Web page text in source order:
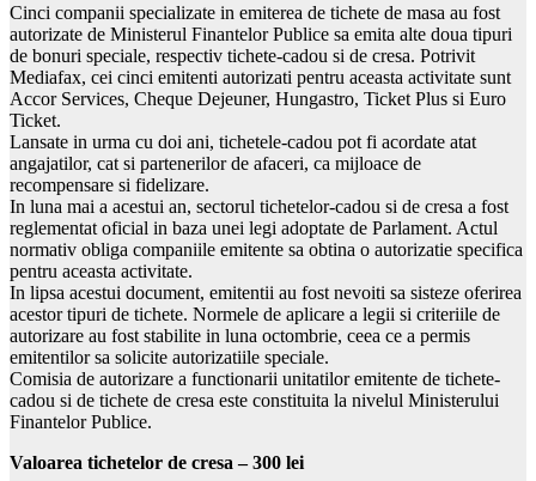
Cinci companii specializate in emiterea de tichete de masa au fost
autorizate de Ministerul Finantelor Publice sa emita alte doua tipuri
de bonuri speciale, respectiv tichete-cadou si de cresa. Potrivit
Mediafax, cei cinci emitenti autorizati pentru aceasta activitate sunt
Accor Services, Cheque Dejeuner, Hungastro, Ticket Plus si Euro
Ticket.
Lansate in urma cu doi ani, tichetele-cadou pot fi acordate atat
angajatilor, cat si partenerilor de afaceri, ca mijloace de
recompensare si fidelizare.
In luna mai a acestui an, sectorul tichetelor-cadou si de cresa a fost
reglementat oficial in baza unei legi adoptate de Parlament. Actul
normativ obliga companiile emitente sa obtina o autorizatie specifica
pentru aceasta activitate.
In lipsa acestui document, emitentii au fost nevoiti sa sisteze oferirea
acestor tipuri de tichete. Normele de aplicare a legii si criteriile de
autorizare au fost stabilite in luna octombrie, ceea ce a permis
emitentilor sa solicite autorizatiile speciale.
Comisia de autorizare a functionarii unitatilor emitente de tichete-
cadou si de tichete de cresa este constituita la nivelul Ministerului
Finantelor Publice.
Valoarea tichetelor de cresa – 300 lei